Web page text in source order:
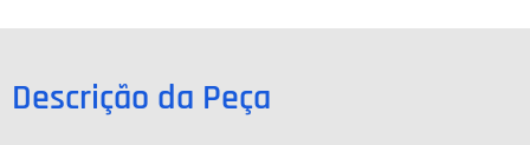
Descrição da Peça